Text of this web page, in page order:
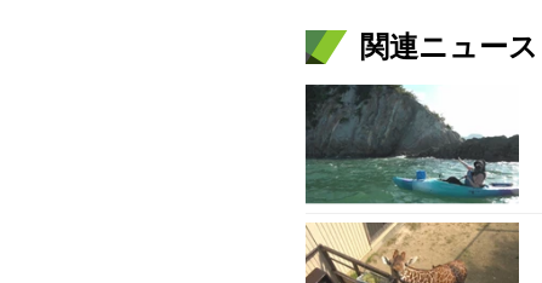
関連ニュース